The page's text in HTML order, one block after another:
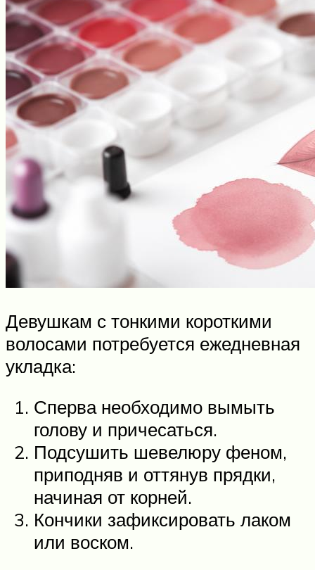
Девушкам с тонкими короткими
волосами потребуется ежедневная
укладка:
Сперва необходимо вымыть
голову и причесаться.
Подсушить шевелюру феном,
приподняв и оттянув прядки,
начиная от корней.
Кончики зафиксировать лаком
или воском.